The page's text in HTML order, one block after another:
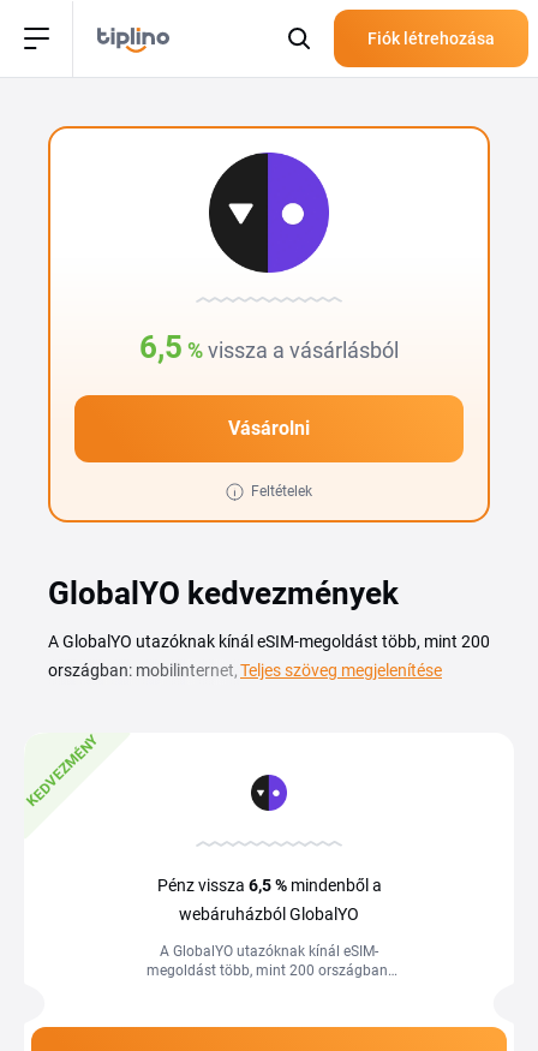
Fiók létrehozása
6,5 %vissza a vásárlásból
Vásárolni
Feltételek
GlobalYO kedvezmények
A GlobalYO utazóknak kínál eSIM-megoldást több, mint 200
országban: mobilinternet, utazási útmutatók és szórakozás
juthatsz hozzá a nagy sebességű adatcsomagokhoz,
mielőtt útnak indulnál. Az eSIM aktiválása QR-kóddal
pillanatok alatt megtörténik, a csomagot pedig az úti
célodhoz igazíthatod, így nem kell drága roamingdíjakkal
Teljes szöveg megjelenítése
KEDVEZMÉNY
Pénz vissza 6,5 %mindenből a
webáruházból GlobalYO
A GlobalYO utazóknak kínál eSIM-
megoldást több, mint 200 országban:
kártyán,...